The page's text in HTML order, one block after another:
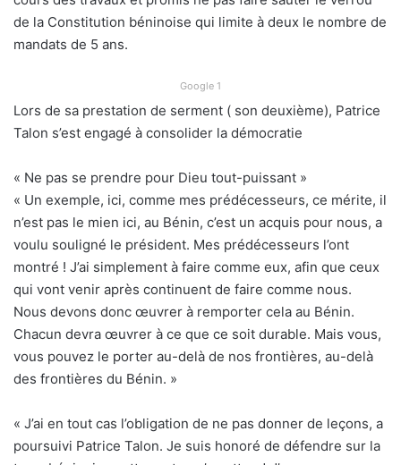
de la Constitution béninoise qui limite à deux le nombre de
mandats de 5 ans.
Google 1
Lors de sa prestation de serment ( son deuxième), Patrice
Talon s’est engagé à consolider la démocratie
« Ne pas se prendre pour Dieu tout-puissant »
« Un exemple, ici, comme mes prédécesseurs, ce mérite, il
n’est pas le mien ici, au Bénin, c’est un acquis pour nous, a
voulu souligné le président. Mes prédécesseurs l’ont
montré ! J’ai simplement à faire comme eux, afin que ceux
qui vont venir après continuent de faire comme nous.
Nous devons donc œuvrer à remporter cela au Bénin.
Chacun devra œuvrer à ce que ce soit durable. Mais vous,
vous pouvez le porter au-delà de nos frontières, au-delà
des frontières du Bénin. »
« J’ai en tout cas l’obligation de ne pas donner de leçons, a
poursuivi Patrice Talon. Je suis honoré de défendre sur la